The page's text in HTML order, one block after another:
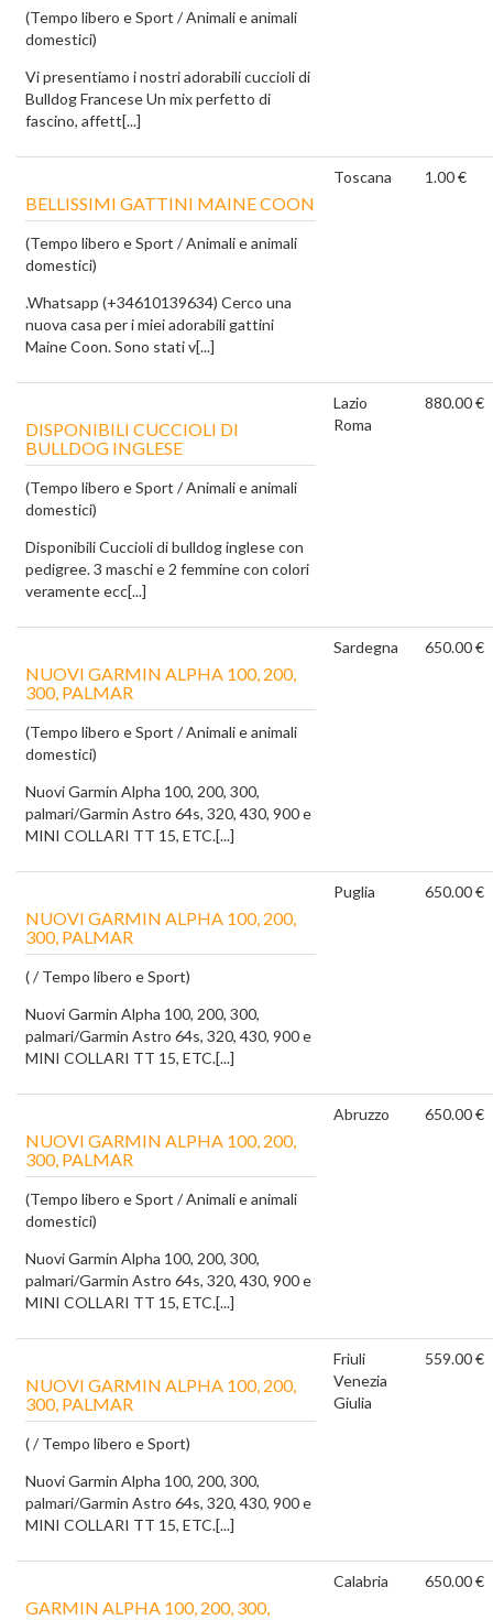
(Tempo libero e Sport / Animali e animali
domestici)
Vi presentiamo i nostri adorabili cuccioli di
Bulldog Francese Un mix perfetto di
fascino, affett[...]
BELLISSIMI GATTINI MAINE COON
(Tempo libero e Sport / Animali e animali
domestici)
.Whatsapp (+34610139634) Cerco una
nuova casa per i miei adorabili gattini
Maine Coon. Sono stati v[...]
Toscana 1.00 €
DISPONIBILI CUCCIOLI DI
BULLDOG INGLESE
(Tempo libero e Sport / Animali e animali
domestici)
Disponibili Cuccioli di bulldog inglese con
pedigree. 3 maschi e 2 femmine con colori
veramente ecc[...]
Lazio
Roma
880.00 €
NUOVI GARMIN ALPHA 100, 200,
300, PALMAR
(Tempo libero e Sport / Animali e animali
domestici)
Nuovi Garmin Alpha 100, 200, 300,
palmari/Garmin Astro 64s, 320, 430, 900 e
MINI COLLARI TT 15, ETC.[...]
Sardegna 650.00 €
NUOVI GARMIN ALPHA 100, 200,
300, PALMAR
( / Tempo libero e Sport)
Nuovi Garmin Alpha 100, 200, 300,
palmari/Garmin Astro 64s, 320, 430, 900 e
MINI COLLARI TT 15, ETC.[...]
Puglia 650.00 €
NUOVI GARMIN ALPHA 100, 200,
300, PALMAR
(Tempo libero e Sport / Animali e animali
domestici)
Nuovi Garmin Alpha 100, 200, 300,
palmari/Garmin Astro 64s, 320, 430, 900 e
MINI COLLARI TT 15, ETC.[...]
Abruzzo 650.00 €
NUOVI GARMIN ALPHA 100, 200,
300, PALMAR
( / Tempo libero e Sport)
Nuovi Garmin Alpha 100, 200, 300,
palmari/Garmin Astro 64s, 320, 430, 900 e
MINI COLLARI TT 15, ETC.[...]
Friuli
Venezia
Giulia
559.00 €
GARMIN ALPHA 100, 200, 300,
Calabria 650.00 €